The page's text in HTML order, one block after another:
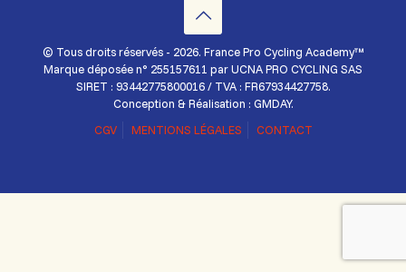
© Tous droits réservés - 2026. France Pro Cycling Academy™
Marque déposée n° 255157611 par UCNA PRO CYCLING SAS
SIRET : 93442775800016 / TVA : FR67934427758.
Conception & Réalisation : GMDAY.
CGV
MENTIONS LÉGALES CONTACT